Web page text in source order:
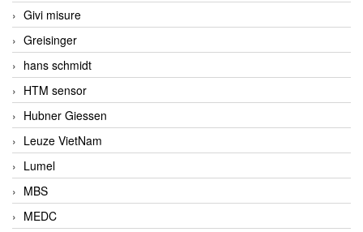
Givi misure
Greisinger
hans schmidt
HTM sensor
Hubner Giessen
Leuze VietNam
Lumel
MBS
MEDC